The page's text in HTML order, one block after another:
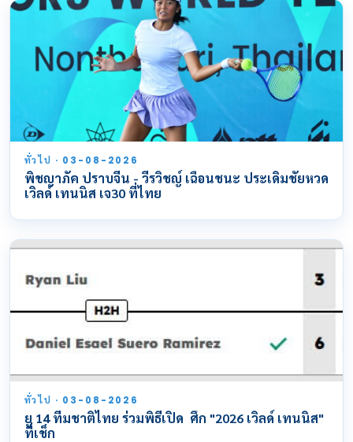
ทั่วไป · 03-08-2026
พิชญาภัค ปราบจีน - วีรวิชญ์ เฉือนชนะ ประเดิมชัยหวด
เวิลด์ เทนนิส เจ30 ที่ไทย
ทั่วไป · 03-08-2026
ยู 14 ทีมชาติไทย ร่วมพิธีเปิด ศึก "2026 เวิลด์ เทนนิส"
ที่เช็ก